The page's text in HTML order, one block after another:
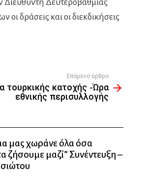
Δευτεροβάθμιας
δράσεις και οι διεκδικήσεις
Επόμενο άρθρο
τουρκικής κατοχής -Ώρα
εθνικής περισυλλογής
μας χωράνε όλα όσα
ζήσουμε μαζί” Συνέντευξη –